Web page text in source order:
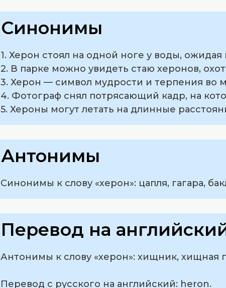
Синонимы
1. Херон стоял на одной ноге у воды, ожидая
2. В парке можно увидеть стаю херонов,
3. Херон — символ мудрости и терпения во
4. Фотограф снял потрясающий кадр, на
5. Хероны могут летать на длинные
Антонимы
Синонимы к слову «херон»: цапля, гагара,
Перевод на
Антонимы к слову «херон»: хищник, хищная
Перевод с русского на английский: heron.